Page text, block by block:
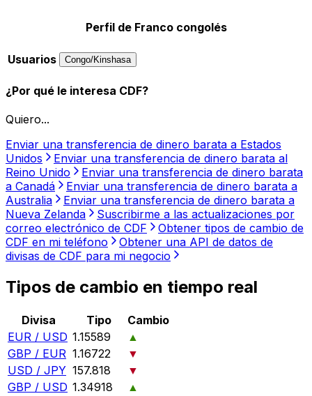
Perfil de Franco congolés
Usuarios Congo/Kinshasa
¿Por qué le interesa CDF?
Quiero...
Enviar una transferencia de dinero barata a Estados
Unidos
Enviar una transferencia de dinero barata al
Reino Unido
Enviar una transferencia de dinero barata
a Canadá
Enviar una transferencia de dinero barata a
Australia
Enviar una transferencia de dinero barata a
Nueva Zelanda
Suscribirme a las actualizaciones por
correo electrónico de CDF
Obtener tipos de cambio de
CDF en mi teléfono
Obtener una API de datos de
divisas de CDF para mi negocio
Tipos de cambio en tiempo real
Divisa Tipo
Cambio
EUR / USD 1.15589
▲
GBP / EUR 1.16722
▼
USD / JPY 157.818
▼
GBP / USD 1.34918
▲